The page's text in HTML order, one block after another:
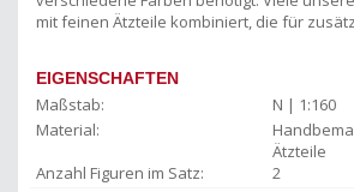
mit feinen Ätzteile kombiniert, die für
EIGENSCHAFTEN
Maßstab:
N | 1:160
Material:
Ätzteile
Anzahl Figuren im Satz:
2